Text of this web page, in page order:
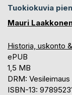
Tuokiokuvia
Mauri
Historia, uskonto
ePUB
1,5 MB
DRM: Vesileimaus
ISBN-13: